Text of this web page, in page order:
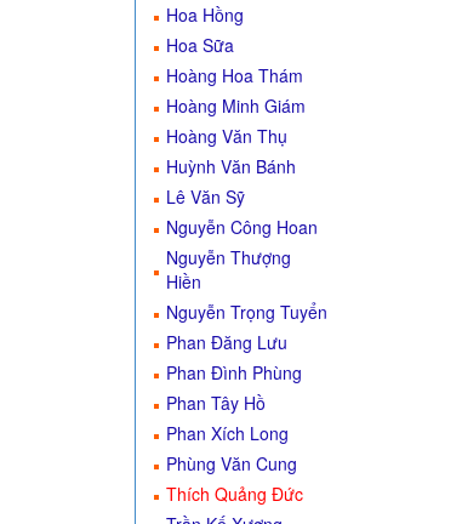
Hoa Hồng
Hoa Sữa
Hoàng Hoa Thám
Hoàng Minh Giám
Hoàng Văn Thụ
Huỳnh Văn Bánh
Lê Văn Sỹ
Nguyễn Công Hoan
Nguyễn Thượng
Hiền
Nguyễn Trọng Tuyển
Phan Đăng Lưu
Phan Đình Phùng
Phan Tây Hồ
Phan Xích Long
Phùng Văn Cung
Thích Quảng Đức